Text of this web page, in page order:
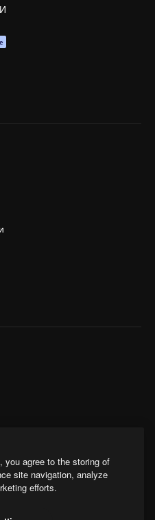
you agree to the storing of
site navigation, analyze
efforts.